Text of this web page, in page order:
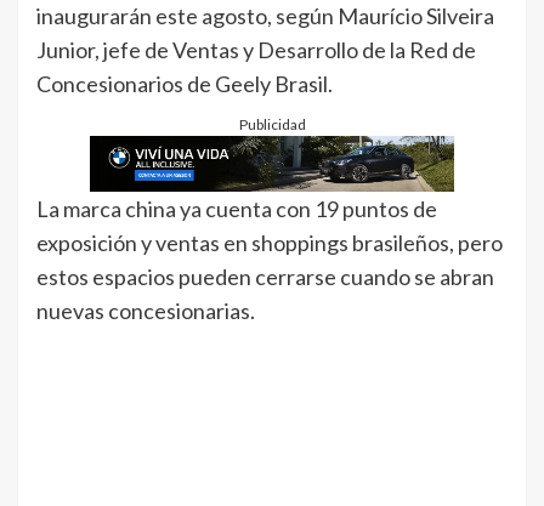
inaugurarán este agosto, según Maurício Silveira
Junior, jefe de Ventas y Desarrollo de la Red de
Concesionarios de Geely Brasil.
Publicidad
La marca china ya cuenta con 19 puntos de
exposición y ventas en shoppings brasileños, pero
estos espacios pueden cerrarse cuando se abran
nuevas concesionarias.